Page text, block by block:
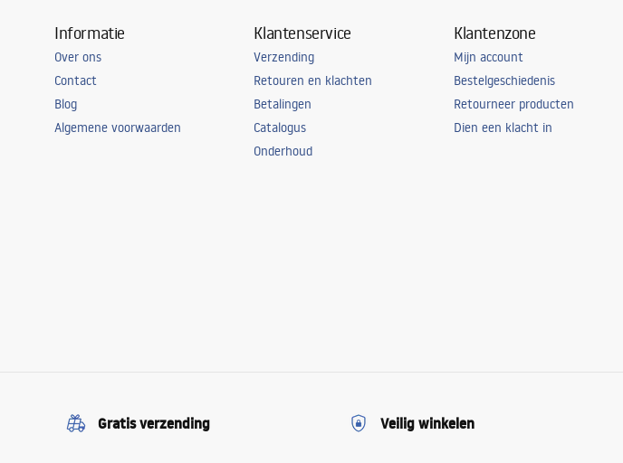
Informatie
Over ons
Contact
Blog
Algemene voorwaarden
Klantenservice
Verzending
Retouren en klachten
Betalingen
Catalogus
Onderhoud
Klantenzone
Mijn account
Bestelgeschiedenis
Retourneer producten
Dien een klacht in
Gratis verzending Veilig winkelen